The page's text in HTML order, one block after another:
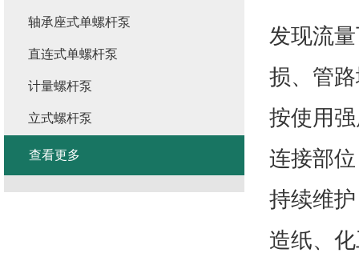
发现流
损、管
按使用
连接部
持续维
造纸、
轴承座式单螺杆泵
直连式单螺杆泵
计量螺杆泵
立式螺杆泵
查看更多